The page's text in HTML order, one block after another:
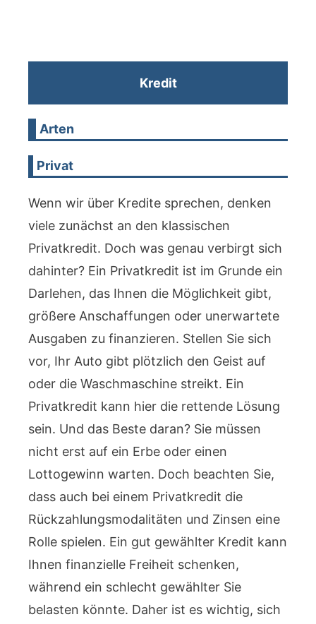
Kredit
Arten
Privat
Wenn wir über Kredite sprechen, denken
viele zunächst an den klassischen
Privatkredit. Doch was genau verbirgt sich
dahinter? Ein Privatkredit ist im Grunde ein
Darlehen, das Ihnen die Möglichkeit gibt,
größere Anschaffungen oder unerwartete
Ausgaben zu finanzieren. Stellen Sie sich
vor, Ihr Auto gibt plötzlich den Geist auf
oder die Waschmaschine streikt. Ein
Privatkredit kann hier die rettende Lösung
sein. Und das Beste daran? Sie müssen
nicht erst auf ein Erbe oder einen
Lottogewinn warten. Doch beachten Sie,
dass auch bei einem Privatkredit die
Rückzahlungsmodalitäten und Zinsen eine
Rolle spielen. Ein gut gewählter Kredit kann
Ihnen finanzielle Freiheit schenken,
während ein schlecht gewählter Sie
belasten könnte. Daher ist es wichtig, sich